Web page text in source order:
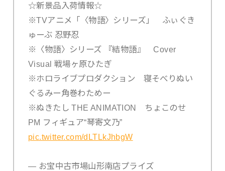
☆新景品入荷情報☆
※TVアニメ「〈物語〉シリーズ」 ふぃぐき
ゅーぶ 忍野忍
※〈物語〉シリーズ 『結物語』 Cover
Visual 戦場ヶ原ひたぎ
※ホロライブプロダクション 寝そべりぬい
ぐるみー角巻わためー
※ぬきたし THE ANIMATION ちょこのせ
PM フィギュア“琴寄文乃”
pic.twitter.com/dLTLkJhbgW
— お宝中古市場山形南店プライズ